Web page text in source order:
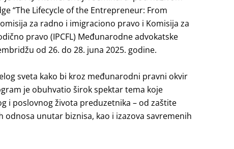
“The Lifecycle of the Entrepreneur: From
za radno i imigraciono pravo i Komisija za
pravo (IPCFL) Međunarodne advokatske
od 26. do 28. juna 2025. godine.
sveta kako bi kroz međunarodni pravni okvir
je obuhvatio širok spektar tema koje
i poslovnog života preduzetnika – od zaštite
unutar biznisa, kao i izazova savremenih